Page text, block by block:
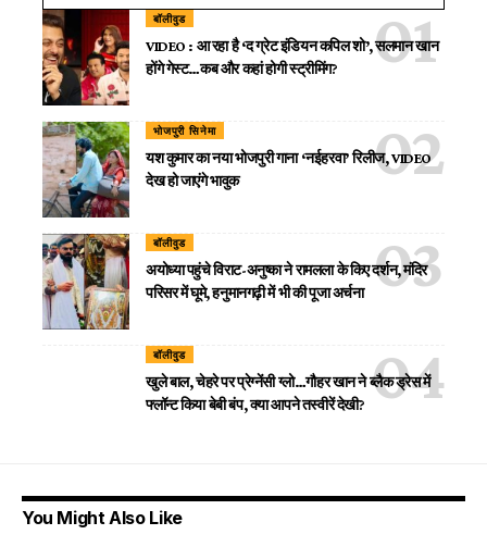
बॉलीवुड
VIDEO : आ रहा है ‘द ग्रेट इंडियन कपिल शो’, सलमान खान
होंगे गेस्ट…कब और कहां होगी स्ट्रीमिंग?
भोजपुरी सिनेमा
यश कुमार का नया भोजपुरी गाना ‘नईहरवा’ रिलीज, VIDEO
देख हो जाएंगे भावुक
बॉलीवुड
अयोध्या पहुंचे विराट-अनुष्का ने रामलला के किए दर्शन, मंदिर
परिसर में घूमे, हनुमानगढ़ी में भी की पूजा अर्चना
बॉलीवुड
खुले बाल, चेहरे पर प्रेग्नेंसी ग्लो…गौहर खान ने ब्लैक ड्रेस में
फ्लॉन्ट किया बेबी बंप, क्या आपने तस्वीरें देखी?
You Might Also Like